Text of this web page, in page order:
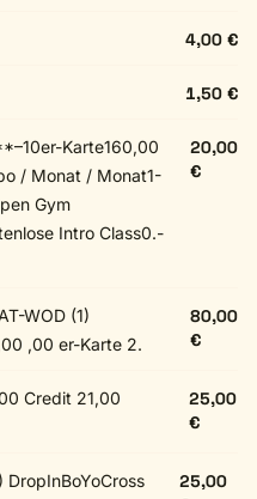
4,00 €
1,50 €
Karte160,00
/ Monat / Monat1-
Gym
Intro Class0.-
20,00
€
WOD (1)
,00 er-Karte 2.
80,00
€
Credit 21,00
25,00
€
DropInBoYoCross
25,00